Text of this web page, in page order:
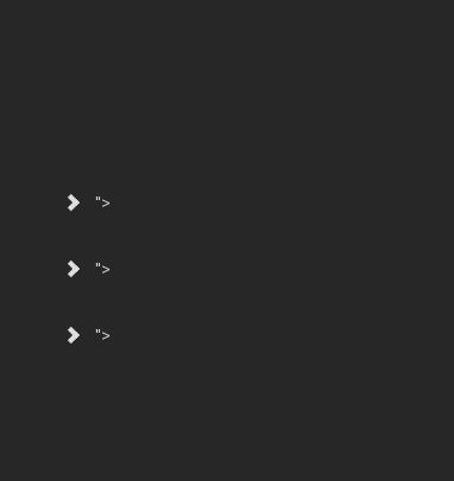
">
">
">